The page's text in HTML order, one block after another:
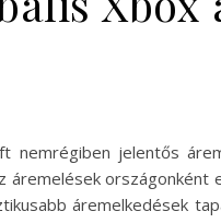
nemrégiben jelentős
áremelések országonként
áremelkedések